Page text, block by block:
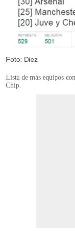
Foto: Diez
Lista de más equipos
Chip.